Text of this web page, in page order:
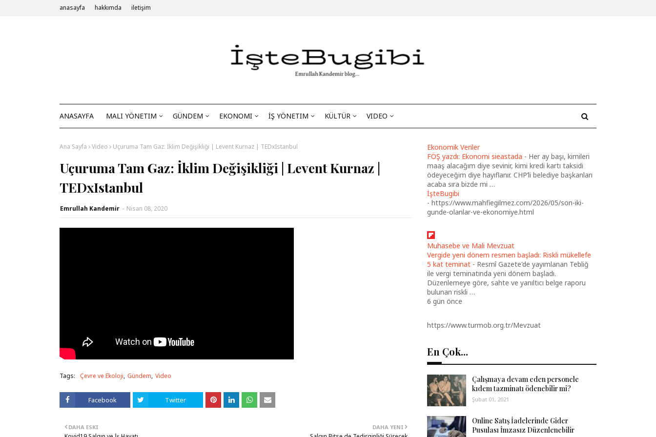
anasayfa hakkımda iletişim
ANASAYFA MALI YÖNETIM GÜNDEM EKONOMI İŞ YÖNETIM KÜLTÜR VIDEO
Ana Sayfa Video Uçuruma Tam Gaz: İklim Değişikliği | Levent Kurnaz | TEDxIstanbul
Uçuruma Tam Gaz: İklim Değişikliği | Levent Kurnaz |
TEDxIstanbul
Emrullah Kandemir - Nisan 08, 2020
Tags: Çevre ve Ekoloji Gündem Video
Facebook Twitter
DAHA YENI
DAHA ESKI
Ekonomik Veriler
FÖŞ yazdı: Ekonomi sieastada - Her ay başı, kimileri
maaş alacağım diye sevinir, kimi kredi kartı taksidi
ödeyeceğim diye hayıflanır. CHP’li belediye başkanları
acaba sıra bizde mi …
İşteBugibi
-https://www.mahfiegilmez.com/2026/05/son-iki-
gunde-olanlar-ve-ekonomiye.html
Muhasebe ve Mali Mevzuat
Vergide yeni dönem resmen başladı: Riskli mükellefe
5 kat teminat - Resmî Gazete'de yayımlanan Tebliğ
ile vergi teminatında yeni dönem başladı.
Düzenlemeye göre, sahte ve yanıltıcı belge raporu
bulunan riskli …
6 gün önce
https://www.turmob.org.tr/Mevzuat
En Çok...
Çalışmaya devam eden personele
kıdem tazminatı ödenebilir mi?
Şubat 01, 2021
Online Satış İadelerinde Gider
Pusulası İmzasız Düzenlenebilir